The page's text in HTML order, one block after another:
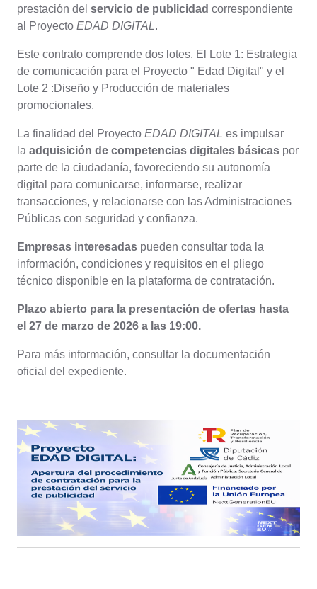
prestación delservicio de publicidad correspondiente
al ProyectoEDAD DIGITAL.
Este contrato comprende dos lotes. El Lote 1: Estrategia
de comunicación para el Proyecto " Edad Digital" y el
Lote 2 :Diseño y Producción de materiales
promocionales.
La finalidad del ProyectoEDAD DIGITAL es impulsar
laadquisición de competencias digitales básicas por
parte de la ciudadanía, favoreciendo su autonomía
digital para comunicarse, informarse, realizar
transacciones, y relacionarse con las Administraciones
Públicas con seguridad y confianza.
Empresas interesadas pueden consultar toda la
información, condiciones y requisitos en el pliego
técnico disponible en la plataforma de contratación.
Plazo abierto para la presentación de ofertas hasta
el 27 de marzo de 2026 a las 19:00.
Para más información, consultar la documentación
oficial del expediente.